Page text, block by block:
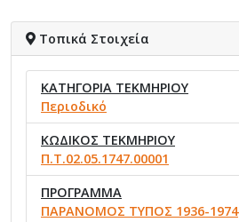
Τοπικά Στοιχεία
ΚΑΤΗΓΟΡΙΑ ΤΕΚΜΗΡΙΟΥ
Περιοδικό
ΚΩΔΙΚΟΣ ΤΕΚΜΗΡΙΟΥ
Π.Τ.02.05.1747.00001
ΠΡΟΓΡΑΜΜΑ
ΠΑΡΑΝΟΜΟΣ ΤΥΠΟΣ 1936-1974